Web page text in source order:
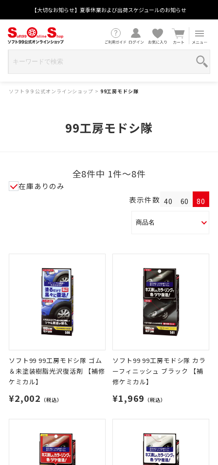
【大切なお知らせ】夏季休業および出荷スケジュールのお知らせ
ソフト９９公式オンラインショップ > 99工房モドシ隊
99工房モドシ隊
全8件中 1件～8件
在庫ありのみ
表示件数 40 60 80
ソフト99 99工房モドシ隊 ゴム
＆未塗装樹脂光沢復活剤 【補修
ケミカル】
¥2,002 （税込）
ソフト99 99工房モドシ隊 カラ
ーフィニッシュ ブラック 【補
修ケミカル】
¥1,969 （税込）